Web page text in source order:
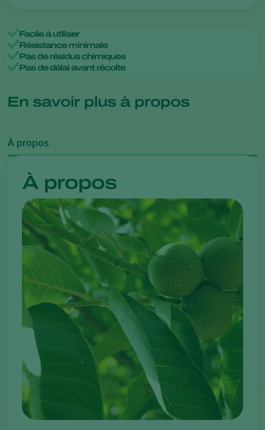
Facile à utiliser
Résistance minimale
Pas de résidus chimiques
Pas de délai avant récolte
En savoir plus à propos
À propos
À propos